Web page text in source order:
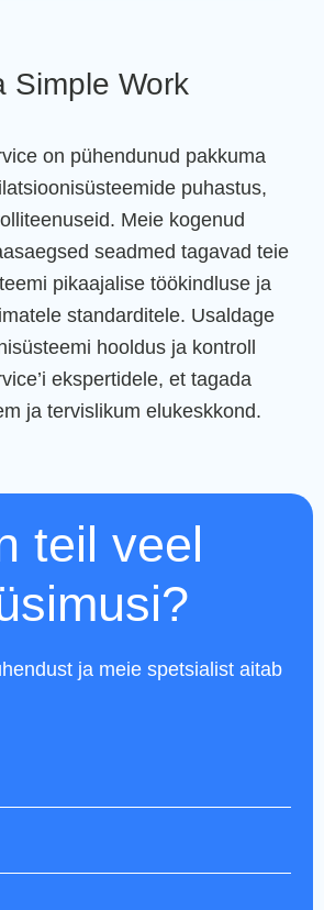
vajalikud aktid
ja nõuetele.
Simple Work
on pühendunud pakkuma
puhastus,
Meie kogenud
seadmed tagavad teie
pikaajalise töökindluse ja
standarditele. Usaldage
hooldus ja kontroll
ekspertidele, et tagada
ja tervislikum elukeskkond.
teil veel
ja meie spetsialist aitab